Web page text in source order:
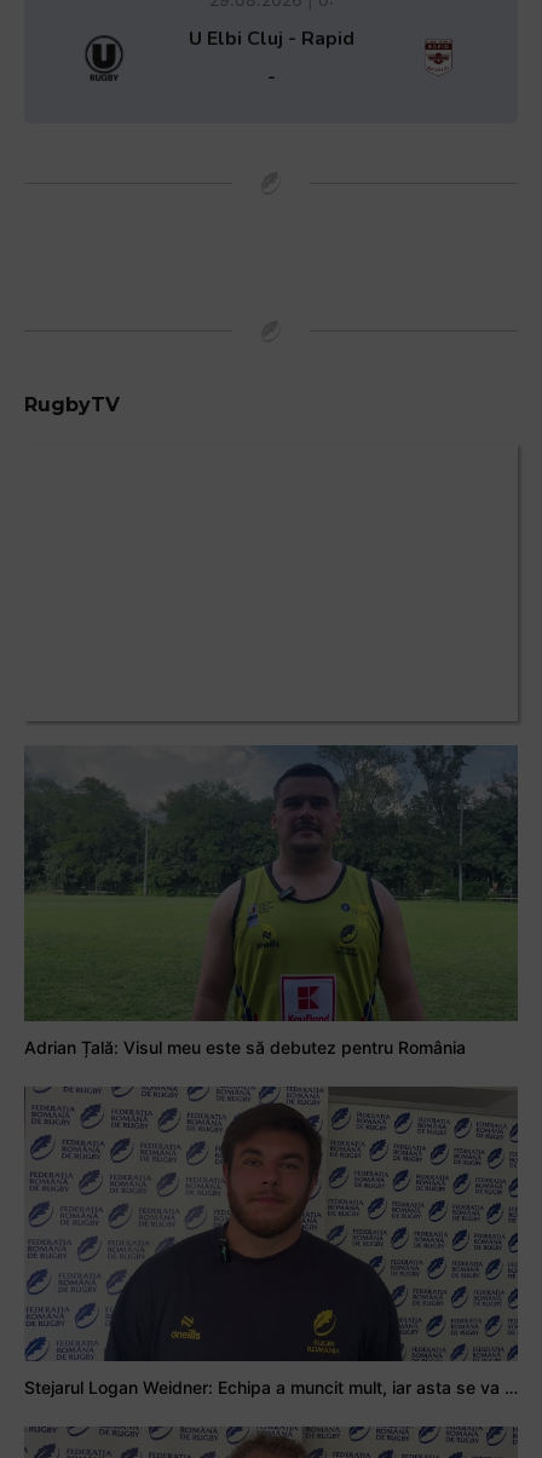
U Elbi Cluj - Rapid
-
RugbyTV
Adrian Țală: Visul meu este să debutez pentru România
Stejarul Logan Weidner: Echipa a muncit mult, iar asta se va vedea în meciurile de la Nations Cup